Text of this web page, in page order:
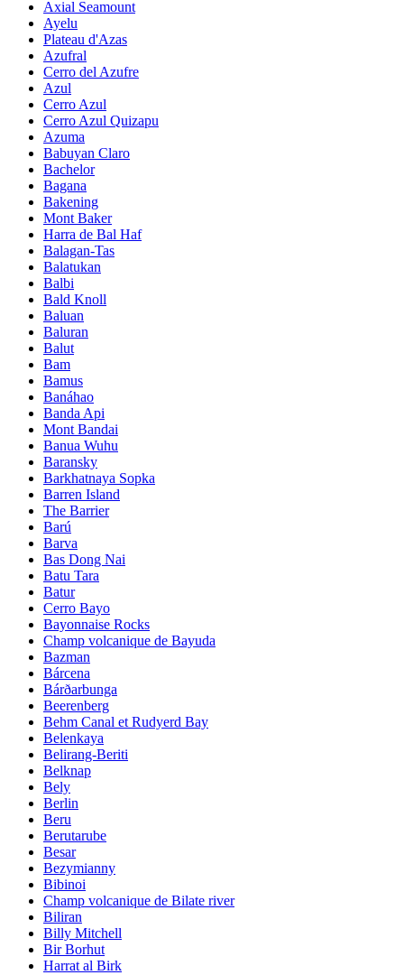
Axial Seamount
Ayelu
Plateau d'Azas
Azufral
Cerro del Azufre
Azul
Cerro Azul
Cerro Azul Quizapu
Azuma
Babuyan Claro
Bachelor
Bagana
Bakening
Mont Baker
Harra de Bal Haf
Balagan-Tas
Balatukan
Balbi
Bald Knoll
Baluan
Baluran
Balut
Bam
Bamus
Banáhao
Banda Api
Mont Bandai
Banua Wuhu
Baransky
Barkhatnaya Sopka
Barren Island
The Barrier
Barú
Barva
Bas Dong Nai
Batu Tara
Batur
Cerro Bayo
Bayonnaise Rocks
Champ volcanique de Bayuda
Bazman
Bárcena
Bárðarbunga
Beerenberg
Behm Canal et Rudyerd Bay
Belenkaya
Belirang-Beriti
Belknap
Bely
Berlin
Beru
Berutarube
Besar
Bezymianny
Bibinoi
Champ volcanique de Bilate river
Biliran
Billy Mitchell
Bir Borhut
Harrat al Birk